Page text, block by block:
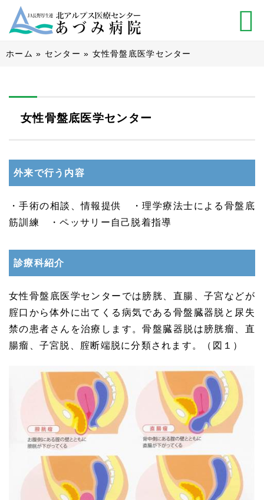
ホーム » センター » 女性骨盤底医学センター
女性骨盤底医学センター
外来で行う内容
・手術の相談、情報提供 ・理学療法士による骨盤底
筋訓練 ・ペッサリー自己脱着指導
診療科紹介
女性骨盤底医学センターでは膀胱、直腸、子宮などが
腟口から体外に出てくる病気である骨盤臓器脱と尿失
禁の患者さんを治療します。骨盤臓器脱は膀胱瘤、直
腸瘤、子宮脱、腟断端脱に分類されます。（図１）